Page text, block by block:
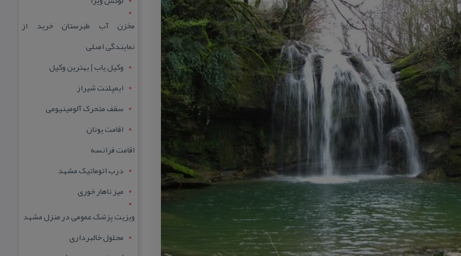
مخزن آب طبرستان خرید از
نمایندگی اصلی
وکیل یاب | بهترین وکیل
ایمپلنت شیراز
سقف متحرک آلومینیومی
اقامت یونان
اقامت فرانسه
درب اتوماتیک مشهد
میز ناهار خوری
ویزیت پزشک عمومی در منزل مشهد
محلول خالبرداری